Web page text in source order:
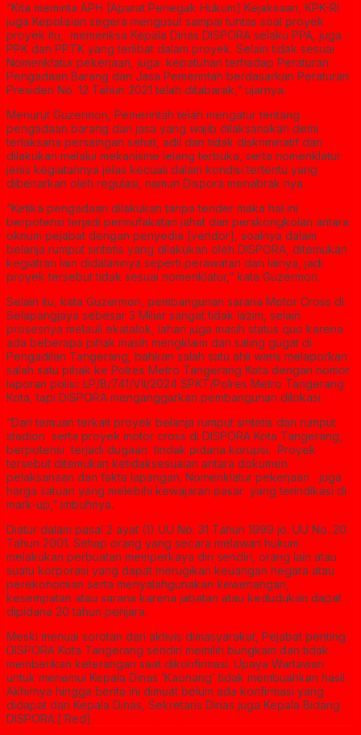
“Kita meminta APH [Aparat Penegak Hukum] Kejaksaan, KPK-RI
juga Kepolisian segera mengusut sampai tuntas soal proyek
proyek itu, memeriksa Kepala Dinas DISPORA selaku PPA, juga
PPK dan PPTK yang terlibat dalam proyek. Selain tidak sesuai
Nomenklatur pekerjaan, juga kepatuhan terhadap Peraturan
Pengadaan Barang dan Jasa Pemerintah berdasarkan Peraturan
Presiden No. 12 Tahun 2021 telah ditabarak,” ujarnya.
Menurut Guzermon, Pemerintah telah mengatur tentang
pengadaan barang dan jasa yang wajib dilaksanakan demi
terlaksana persaingan sehat, adil dan tidak diskriminatif dan
dilakukan melalui mekanisme lelang terbuka, serta nomenklatur
jenis kegiatannya jelas kecuali dalam kondisi tertentu yang
dibenarkan oleh regulasi, namun Dispora menabrak nya.
“Ketika pengadaan dilakukan tanpa tender maka hal ini
berpotensi terjadi permufakatan jahat dan perskongkolan antara
oknum pejabat dengan penyedia [vendor], soalnya dalam
belanja rumput sintetis yang dilakukan oleh DISPORA, ditemukan
kegiatran lain didalamnya seperti perawatan dan lainya, jadi
proyek tersebut tidak sesuai nomenklatur,” kata Guzermon.
Selain itu, kata Guzermon, pembangunan sarana Motor Cross di
Selapangjaya sebesar 3 Miliar sangat tidak lazim, selain
prosesnya melauli ekatalok, lahan juga masih status quo karena
ada beberapa pihak masih mengklaim dan saling gugat di
Pengadilan Tangerang, bahkan salah satu ahli waris melaporkan
salah satu pihak ke Polres Metro Tangerang Kota dengan nomor
laporan polisi: LP/B/741/VII/2024 SPKT/Polres Metro Tangerang
Kota, tapi DISPORA menganggarkan pembangunan dilokasi.
“Dari temuan terkait proyek belanja rumput sintetis dan rumput
stadion serta proyek motor cross di DISPORA Kota Tangerang,
berpotensi terjadi dugaan tindak pidana korupsi. Proyek
tersebut ditemukan ketidaksesuaian antara dokumen
pelaksanaan dan fakta lapangan. Nomenklatur pekerjaan juga
harga satuan yang melebihi kewajaran pasar yang terindikasi di
mark-up,” imbuhnya.
Diatur dalam pasal 2 ayat (1) UU No. 31 Tahun 1999 jo. UU No. 20
Tahun 2001. Setiap orang yang secara melawan hukum
melakukan perbuatan memperkaya diri sendiri, orang lain atau
suatu korporasi yang dapat merugikan keuangan negara atau
perekonomian serta menyalahgunakan kewenangan,
kesempatan atau sarana karena jabatan atau kedudukan dapat
dipidana 20 tahun penjara.
Meski menuai sorotan dari aktivis dimasyarakat, Pejabat penting
DISPORA Kota Tangerang sendiri memilih bungkam dan tidak
memberikan keterangan saat dikonfirmasi. Upaya Wartawan
untuk menemui Kepala Dinas ‘Kaonang’ tidak membuahkan hasil.
Akhirnya hingga berita ini dimuat belum ada konfirmasi yang
didapat dari Kepala Dinas, Sekretaris Dinas juga Kepala Bidang
DISPORA.[ Red]